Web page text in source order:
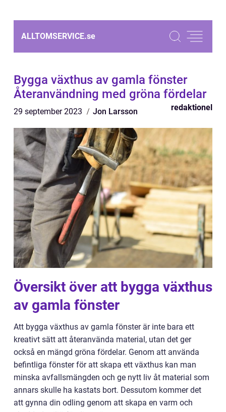
ALLTOMSERVICE.se
Bygga växthus av gamla fönster
Återanvändning med gröna fördelar
29 september 2023 Jon Larsson redaktionel
Översikt över att bygga växthus
av gamla fönster
Att bygga växthus av gamla fönster är inte bara ett
kreativt sätt att återanvända material, utan det ger
också en mängd gröna fördelar. Genom att använda
befintliga fönster för att skapa ett växthus kan man
minska avfallsmängden och ge nytt liv åt material som
annars skulle ha kastats bort. Dessutom kommer det
att gynna din odling genom att skapa en varm och